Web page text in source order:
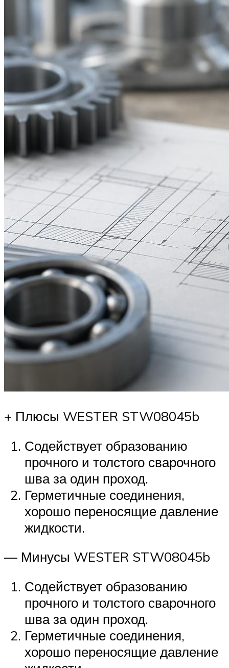
+ Плюсы WESTER STW08045b
Содействует образованию
прочного и толстого сварочного
шва за один проход.
Герметичные соединения,
хорошо переносящие давление
жидкости.
— Минусы WESTER STW08045b
Содействует образованию
прочного и толстого сварочного
шва за один проход.
Герметичные соединения,
хорошо переносящие давление